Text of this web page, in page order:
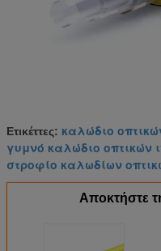
Ετικέττες: καλώδιο
γυμνό καλώδιο οπτικών
στροφίο καλωδίων
Αποκτήστε